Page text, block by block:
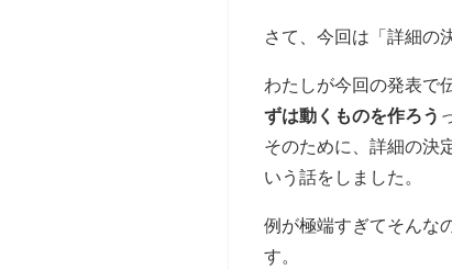
さて、今回は「詳細の
わたしが今回の発表で
ずは動くものを作ろう
そのために、詳細の決
いう話をしました。
例が極端すぎてそんな
す。